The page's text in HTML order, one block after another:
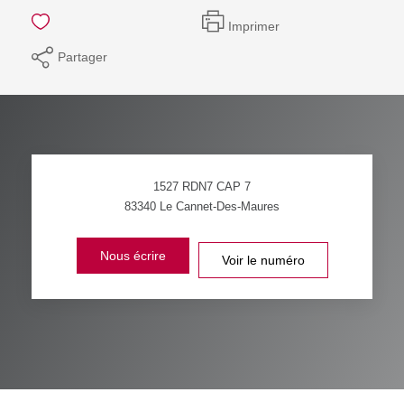
Imprimer
Partager
1527 RDN7 CAP 7
83340 Le Cannet-Des-Maures
Nous écrire Voir le numéro